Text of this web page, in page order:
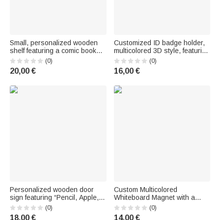
Small, personalized wooden
shelf featuring a comic book
character and the recipient's
name – Decor for a reading
nook, a birthday gift, or a club
kids
(0)
20,00 €
Customized ID badge holder,
multicolored 3D style, featuring
a cartoon character and text
on the back – Back-to-school
and Teacher Appreciation Day
(0)
16,00 €
Personalized wooden door
sign featuring “Pencil, Apple,
Daisy, Cloud” with first and last
name – A back-to-school or
(0)
18,00 €
Custom Multicolored
Whiteboard Magnet with a
Teacher Theme – School
Supplies – Back-to-School Gift
(0)
14,00 €